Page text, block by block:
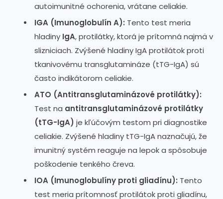
autoimunitné ochorenia, vrátane celiakie.
IGA (Imunoglobulín A): Tento test meria
hladiny IgA, protilátky, ktorá je prítomná najmä v
slizniciach. Zvýšené hladiny IgA protilátok proti
tkanivovému transglutamináze (tTG-IgA) sú
často indikátorom celiakie.
ATO (Antitransglutaminázové protilátky):
Test na antitransglutaminázové protilátky
(tTG-IgA) je kľúčovým testom pri diagnostike
celiakie. Zvýšené hladiny tTG-IgA naznačujú, že
imunitný systém reaguje na lepok a spôsobuje
poškodenie tenkého čreva.
IOA (Imunoglobulíny proti gliadínu): Tento
test meria prítomnosť protilátok proti gliadínu,